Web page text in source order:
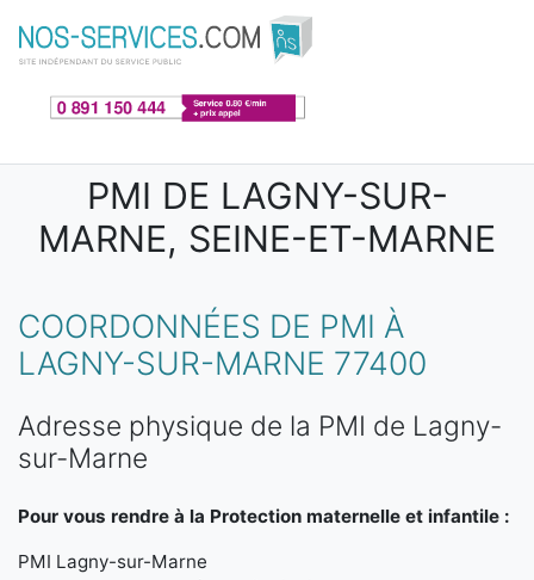
Aller au contenu principal
PMI DE LAGNY-SUR-
MARNE, SEINE-ET-MARNE
COORDONNÉES DE PMI À
LAGNY-SUR-MARNE 77400
Adresse physique de la PMI de Lagny-
sur-Marne
Pour vous rendre à la Protection maternelle et infantile :
PMI Lagny-sur-Marne